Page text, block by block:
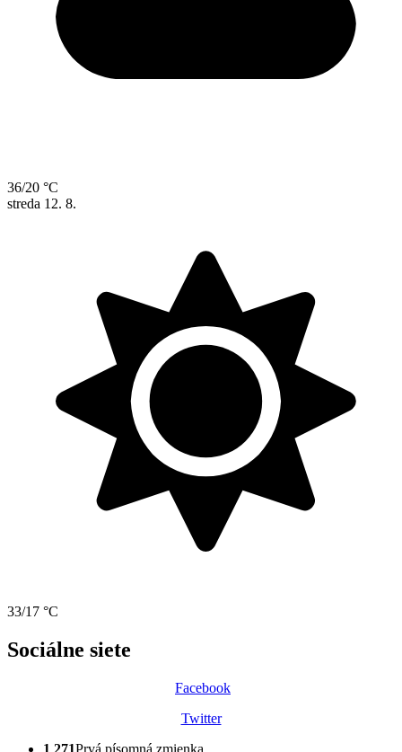
36/20 °C
streda 12. 8.
33/17 °C
Sociálne siete
Facebook
Twitter